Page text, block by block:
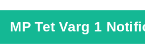
MP Tet Varg 1